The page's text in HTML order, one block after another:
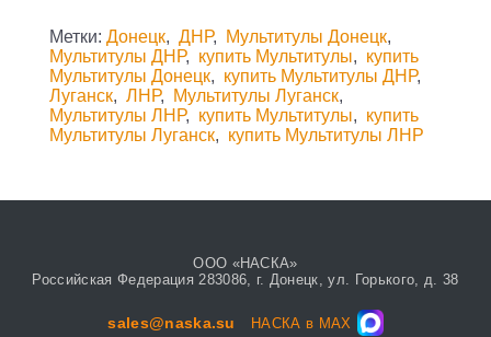
Метки: Донецк, ДНР, Мультитулы Донецк,
Мультитулы ДНР, купить Мультитулы, купить
Мультитулы Донецк, купить Мультитулы ДНР,
Луганск, ЛНР, Мультитулы Луганск,
Мультитулы ЛНР, купить Мультитулы, купить
Мультитулы Луганск, купить Мультитулы ЛНР
ООО «НАСКА»
Российская Федерация 283086, г. Донецк, ул. Горького, д. 38
sales@naska.su НАСКА в MAX